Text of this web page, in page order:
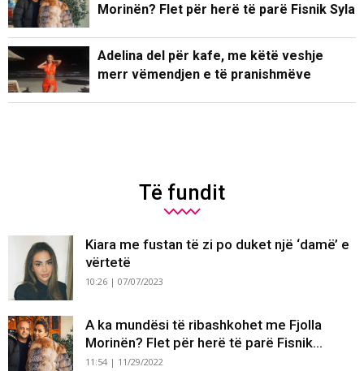
Morinën? Flet për herë të parë Fisnik Syla
Adelina del për kafe, me këtë veshje
merr vëmendjen e të pranishmëve
Të fundit
Kiara me fustan të zi po duket një ‘damë’ e
vërtetë
10:26 | 07/07/2023
A ka mundësi të ribashkohet me Fjolla
Morinën? Flet për herë të parë Fisnik...
11:54 | 11/29/2022